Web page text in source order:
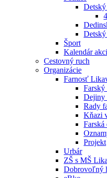
Šport
Kalendár
Cestovný ruch
Organizácie
Farnosť
Farský
Dejiny
Rady
Kňazi
Farská
Projekt
Urbár
ZŠ s MŠ
Dobrovoľný